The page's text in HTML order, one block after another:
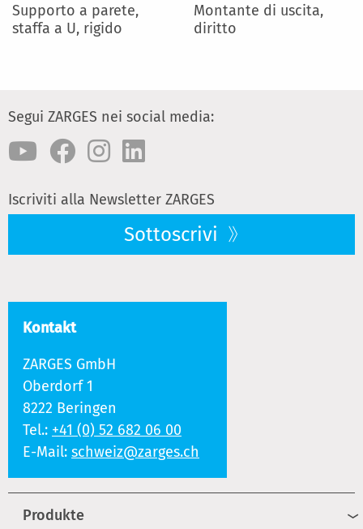
Supporto a parete,
staffa a U, rigido
Montante di uscita,
diritto
Segui ZARGES nei social media:
Iscriviti alla Newsletter ZARGES
Sottoscrivi
Kontakt
ZARGES GmbH
Oberdorf 1
8222 Beringen
Tel.: +41 (0) 52 682 06 00
E-Mail: schweiz@zarges.ch
Produkte